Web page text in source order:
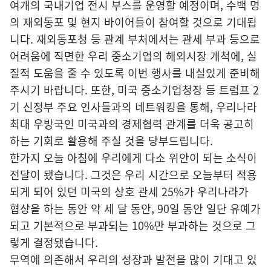
여개의 국내기업 전시 부스를 운영할 예정이며, 수백 명
의 재외동포 및 현지 바이어들이 참여할 것으로 기대됩
니다. 재외동포청 등 관계 부처에서는 관세 부과 등으로
어려움에 직면한 우리 중소기업의 해외시장 개척에, 실
질적 도움을 줄 수 있도록 이번 행사를 내실있게 준비해
주시기 바랍니다. 또한, 미국 중소기업청장 등 트럼프 2
기 신정부 주요 인사들과의 네트워킹을 통해, 우리나라
최대 우방국인 미국과의 경제협력 관계를 더욱 공고히
하는 기회로 활용해 주실 것을 당부드립니다.
한가지 오늘 아침에 우리에게 다소 위안이 되는 소식이
전달이 됐습니다. 그것은 우리 시간으로 오늘부터 적용
되게 되어 있던 미국의 상호 관세 25%가 우리나라가
협상을 하는 동안 약 세 달 동안, 90일 동안 일단 유예가
되고 기본적으로 부과되는 10%만 부과하는 것으로 그
렇게 결정됐습니다.
무역에 의존해서 우리의 성장과 발전을 많이 기대고 있